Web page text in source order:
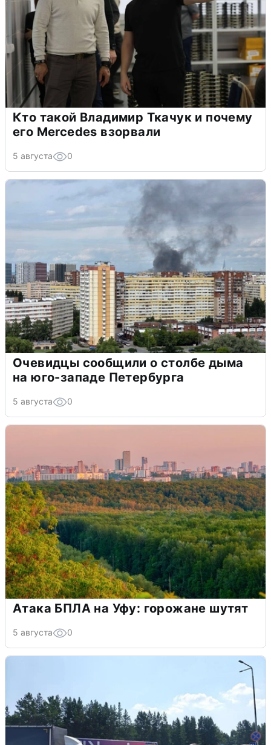
Кто такой Владимир Ткачук и почему
его Mercedes взорвали
5 августа 0
Очевидцы сообщили о столбе дыма
на юго-западе Петербурга
5 августа 0
Атака БПЛА на Уфу: горожане шутят
5 августа 0